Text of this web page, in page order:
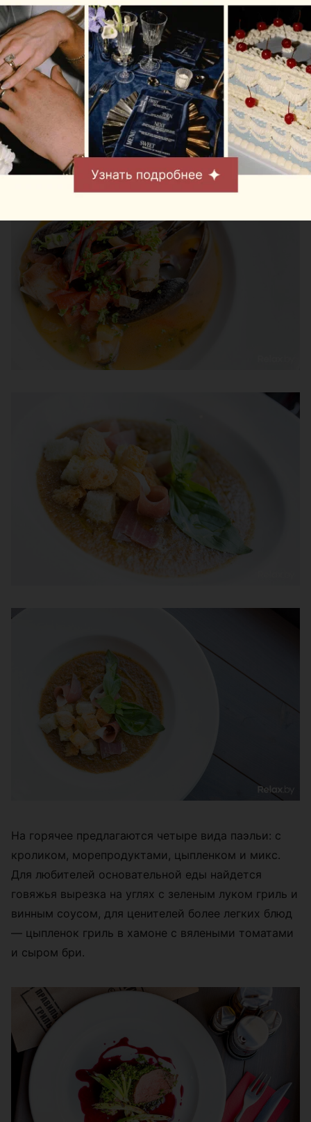
На горячее предлагаются четыре вида паэльи: с
кроликом, морепродуктами, цыпленком и микс.
Для любителей основательной еды найдется
говяжья вырезка на углях с зеленым луком гриль и
винным соусом, для ценителей более легких блюд
— цыпленок гриль в хамоне с вялеными томатами
и сыром бри.